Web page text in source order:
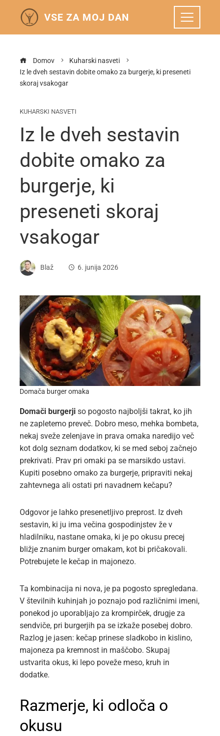
VSE ZA MOJ DAN
Domov
Kuharski nasveti
Iz le dveh sestavin dobite omako za burgerje, ki preseneti
skoraj vsakogar
KUHARSKI NASVETI
Iz le dveh sestavin
dobite omako za
burgerje, ki
preseneti skoraj
vsakogar
Blaž 6. junija 2026
Domača burger omaka
Domači burgerji so pogosto najboljši takrat, ko jih
ne zapletemo preveč. Dobro meso, mehka bombeta,
nekaj sveže zelenjave in prava omaka naredijo več
kot dolg seznam dodatkov, ki se med seboj začnejo
prekrivati. Prav pri omaki pa se marsikdo ustavi.
Kupiti posebno omako za burgerje, pripraviti nekaj
zahtevnega ali ostati pri navadnem kečapu?
Odgovor je lahko presenetljivo preprost. Iz dveh
sestavin, ki ju ima večina gospodinjstev že v
hladilniku, nastane omaka, ki je po okusu precej
bližje znanim burger omakam, kot bi pričakovali.
Potrebujete le kečap in majonezo.
Ta kombinacija ni nova, je pa pogosto spregledana.
V številnih kuhinjah jo poznajo pod različnimi imeni,
ponekod jo uporabljajo za krompirček, drugje za
sendviče, pri burgerjih pa se izkaže posebej dobro.
Razlog je jasen: kečap prinese sladkobo in kislino,
majoneza pa kremnost in maščobo. Skupaj
ustvarita okus, ki lepo poveže meso, kruh in
dodatke.
Razmerje, ki odloča o
okusu